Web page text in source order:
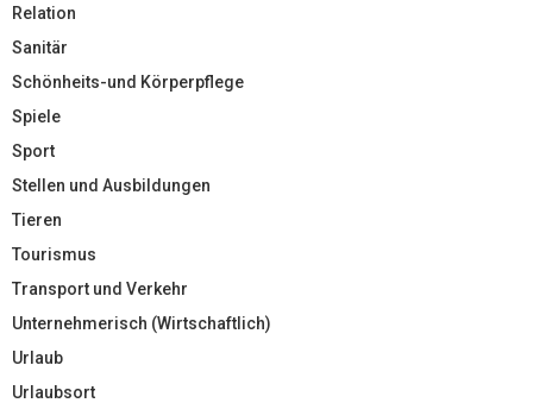
Relation
Sanitär
Schönheits-und Körperpflege
Spiele
Sport
Stellen und Ausbildungen
Tieren
Tourismus
Transport und Verkehr
Unternehmerisch (Wirtschaftlich)
Urlaub
Urlaubsort